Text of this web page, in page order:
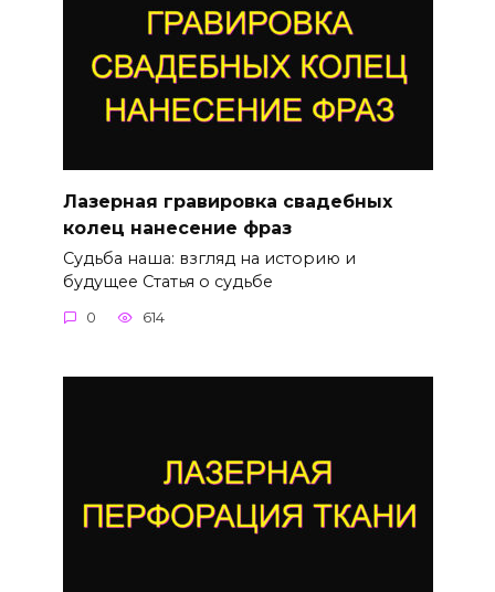
Лазерная гравировка свадебных
колец нанесение фраз
Судьба наша: взгляд на историю и
будущее Статья о судьбе
0 614